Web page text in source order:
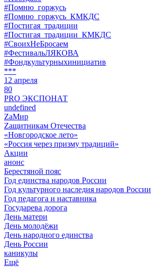
#Помню_горжусь
#Помню_горжусь_КМКДС
#Постигая_традиции
#Постигая_традиции_КМКДС
#СвоихНеБросаем
#ФестивальЛЯКОВА
#Фондкультурныхинициатив
***
12 апреля
80
PRO ЭКСПОНАТ
undefined
ZaМир
Zащитникам Отечества
«Новгородское лето»
«Россия через призму традиций»
Акции
анонс
Берестяной пояс
Год единства народов России
Год культурного наследия народов России
Год педагога и наставника
Государева дорога
День матери
День молодёжи
День народного единства
День России
каникулы
Ещё